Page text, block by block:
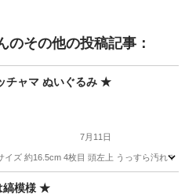
のその他の投稿記事：
チャマ ぬいぐるみ ★
7月11日
ズ 約16.5cm 4枚目 頭左上 うっすら汚れて
ゃ ポッチャマ
縞模様 ★